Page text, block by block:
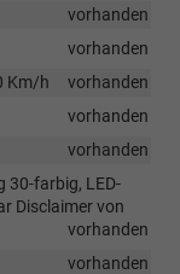
vorhanden
vorhanden
Km/h
vorhanden
vorhanden
vorhanden
30-farbig, LED-
Disclaimer von
vorhanden
vorhanden